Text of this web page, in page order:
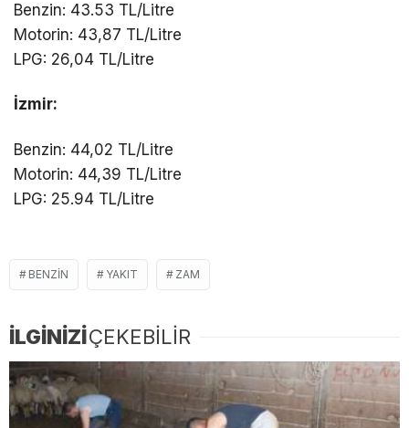
Benzin: 43.53 TL/Litre
Motorin: 43,87 TL/Litre
LPG: 26,04 TL/Litre
İzmir:
Benzin: 44,02 TL/Litre
Motorin: 44,39 TL/Litre
LPG: 25.94 TL/Litre
BENZIN YAKIT ZAM
İLGİNİZİÇEKEBİLİR